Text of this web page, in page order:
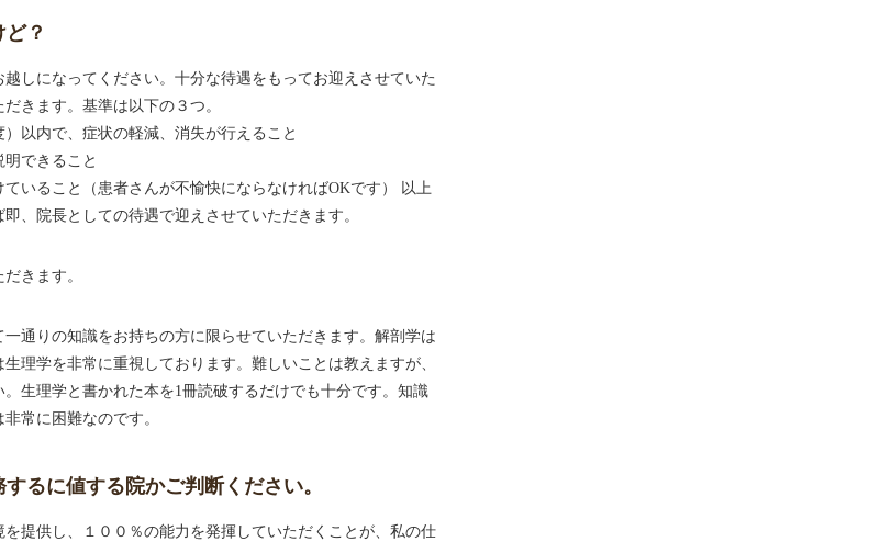
？
しになってください。十分な待遇をもってお迎えさせていた
きます。基準は以下の３つ。
以内で、症状の軽減、消失が行えること
明できること
ていること（患者さんが不愉快にならなければOKです） 以上
、院長としての待遇で迎えさせていただきます。
きます。
通りの知識をお持ちの方に限らせていただきます。解剖学は
理学を非常に重視しております。難しいことは教えますが、
生理学と書かれた本を1冊読破するだけでも十分です。知識
常に困難なのです。
るに値する院かご判断ください。
提供し、１００％の能力を発揮していただくことが、私の仕